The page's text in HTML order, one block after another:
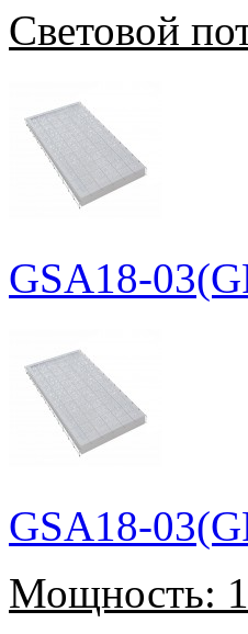
Световой
GSA18-
GSA18-
Мощность: